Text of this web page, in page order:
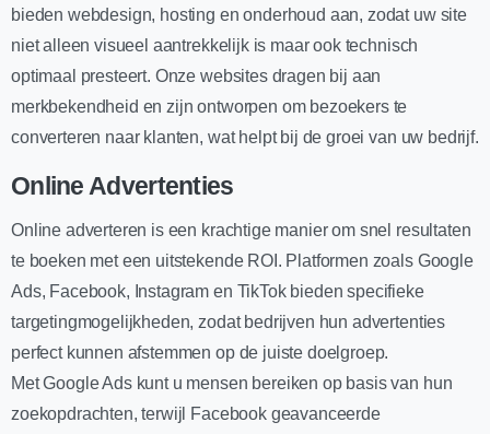
bieden webdesign, hosting en onderhoud aan, zodat uw site
niet alleen visueel aantrekkelijk is maar ook technisch
optimaal presteert. Onze websites dragen bij aan
merkbekendheid en zijn ontworpen om bezoekers te
converteren naar klanten, wat helpt bij de groei van uw bedrijf.
Online Advertenties
Online adverteren is een krachtige manier om snel resultaten
te boeken met een uitstekende ROI. Platformen zoals Google
Ads, Facebook, Instagram en TikTok bieden specifieke
targetingmogelijkheden, zodat bedrijven hun advertenties
perfect kunnen afstemmen op de juiste doelgroep.
Met Google Ads kunt u mensen bereiken op basis van hun
zoekopdrachten, terwijl Facebook geavanceerde